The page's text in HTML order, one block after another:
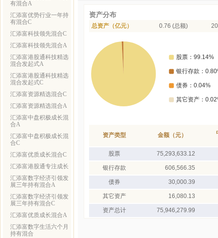
有混合A
汇添富优势行业一年持
有混合C
汇添富科技领先混合C
汇添富科技领先混合A
汇添富港股通科技精选
混合发起式A
汇添富港股通科技精选
混合发起式C
汇添富资源精选混合C
汇添富资源精选混合A
汇添富中盘积极成长混
合A
汇添富中盘积极成长混
合C
汇添富优质成长混合C
汇添富港股通专注成长
汇添富数字经济引领发
展三年持有混合A
汇添富数字经济引领发
展三年持有混合C
汇添富优质成长混合A
汇添富数字生活六个月
持有混合
资产分布
总资产（亿元） 0.76 (总额)
资产类型 金额（元）
股票 75,293,633.12
银行存款 606,566.35
债券 30,000.39
其它资产 16,080.13
资产总计 75,946,279.99